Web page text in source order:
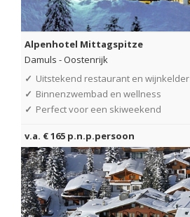
Alpenhotel Mittagspitze
Damuls -Oostenrijk
✓ Uitstekend restaurant en wijnkelder
✓ Binnenzwembad en wellness
✓ Perfect voor een skiweekend
v.a. € 165 p.n.p.persoon